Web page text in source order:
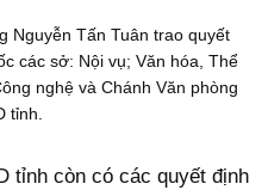
Nguyễn Tấn Tuân trao quyết
các sở: Nội vụ; Văn hóa, Thể
nghệ và Chánh Văn phòng
tỉnh.
tỉnh còn có các quyết định